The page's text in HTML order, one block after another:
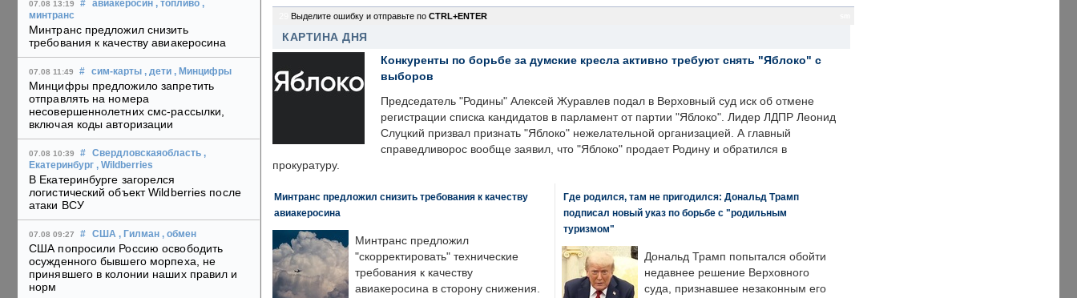
07.08 13:19 # авиакеросин , топливо ,
минтранс
Минтранс предложил снизить
требования к качеству авиакеросина
07.08 11:49 # сим-карты , дети , Минцифры
Минцифры предложило запретить
отправлять на номера
несовершеннолетних смс-рассылки,
включая коды авторизации
07.08 10:39 # Свердловскаяобласть ,
Екатеринбург , Wildberries
В Екатеринбурге загорелся
логистический объект Wildberries после
атаки ВСУ
07.08 09:27 # США , Гилман , обмен
США попросили Россию освободить
осужденного бывшего морпеха, не
принявшего в колонии наших правил и
норм
Выделите ошибку и отправьте по CTRL+ENTER
КАРТИНА ДНЯ
Конкуренты по борьбе за думские кресла активно требуют снять "Яблоко" с
выборов
Председатель "Родины" Алексей Журавлев подал в Верховный суд иск об отмене
регистрации списка кандидатов в парламент от партии "Яблоко". Лидер ЛДПР Леонид
Слуцкий призвал признать "Яблоко" нежелательной организацией. А главный
справедливорос вообще заявил, что "Яблоко" продает Родину и обратился в
прокуратуру.
Минтранс предложил снизить требования к качеству
авиакеросина
Минтранс предложил
"скорректировать" технические
требования к качеству
авиакеросина в сторону снижения.
Где родился, там не пригодился: Дональд Трамп
подписал новый указ по борьбе с "родильным
туризмом"
Дональд Трамп попытался обойти
недавнее решение Верховного
суда, признавшее незаконным его